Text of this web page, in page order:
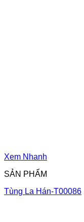
Xem Nhanh
SẢN PHẨM
Tùng La Hán-T00086